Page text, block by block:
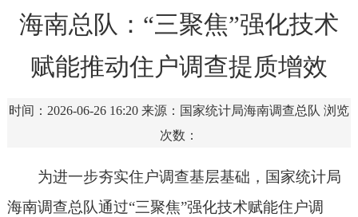
海南总队：“三聚焦”强化技术
赋能推动住户调查提质增效
时间：2026-06-26 16:20 来源：国家统计局海南调查总队 浏览
次数：
为进一步夯实住户调查基层基础，国家统计局
海南调查总队通过“三聚焦”强化技术赋能住户调